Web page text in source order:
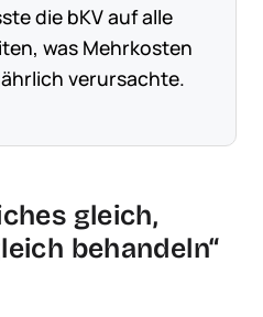
die bKV auf alle
was Mehrkosten
verursachte.
gleich,
behandeln“